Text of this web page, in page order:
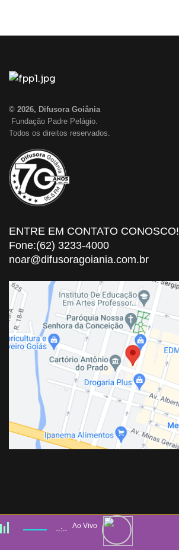
© 2026, Difusora Goiânia
Fundação Padre Pelágio.
Todos os direitos reservados.
ENTRE EM CONTATO CONOSCO!
Fone:(62) 3233-4000
noar@difusoragoiania.com.br
--:-- Ao Vivo